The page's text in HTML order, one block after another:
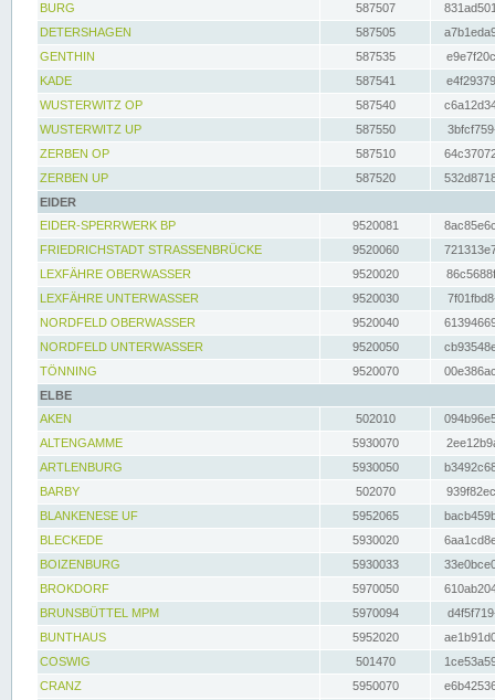
BURG
587507
DETERSHAGEN
587505
GENTHIN
587535
KADE
587541
WUSTERWITZ OP
587540
WUSTERWITZ UP
587550
ZERBEN OP
587510
ZERBEN UP
587520
EIDER
EIDER-SPERRWERK BP
9520081
FRIEDRICHSTADT STRASSENBRÜCKE
9520060
LEXFÄHRE OBERWASSER
9520020
LEXFÄHRE UNTERWASSER
9520030
NORDFELD OBERWASSER
9520040
NORDFELD UNTERWASSER
9520050
TÖNNING
9520070
ELBE
AKEN
502010
ALTENGAMME
5930070
ARTLENBURG
5930050
BARBY
502070
BLANKENESE UF
5952065
BLECKEDE
5930020
BOIZENBURG
5930033
BROKDORF
5970050
BRUNSBÜTTEL MPM
5970094
BUNTHAUS
5952020
COSWIG
501470
CRANZ
5950070